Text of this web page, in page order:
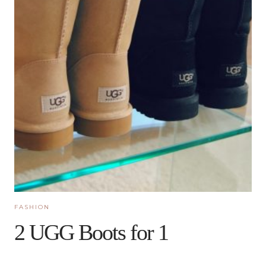
FASHION
2 UGG Boots for 1